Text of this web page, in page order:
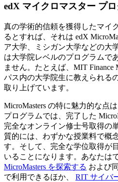
edX マイクロマスター プ
真の学術的信頼を獲得したマイ
るとすれば、それは edX
ア大学、ミシガン大学などの大
は大学院レベルのプログラムで
ません。たとえば、MIT Finance
パス内の大学院生に教えられる
取り上げています。
MicroMasters の特に魅力的な点は
プログラムでは、完了した
完全なオンライン修士号取得の
質的には、わずかな授業料で概
す。そして、完全な学位取得が
いることになります。あなたは
MicroMasters を探索する および
で利用できるほか、 RIT サイバ